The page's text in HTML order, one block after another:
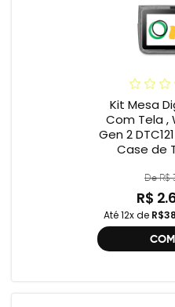
Kit Mesa
Com Tela ,
Gen 2
Case de
De R$
R$
Até 12x de